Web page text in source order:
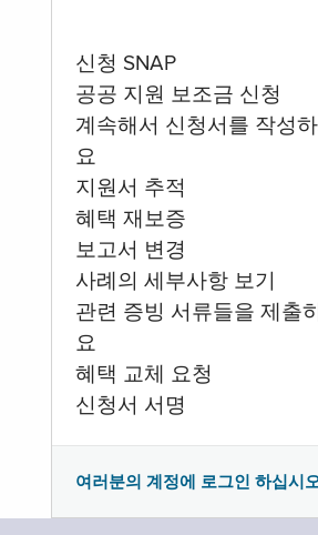
신청 SNAP
공공 지원 보조금 신청
계속해서 신청서를 작성하
요
지원서 추적
혜택 재보증
보고서 변경
사례의 세부사항 보기
관련 증빙 서류들을 제출
요
혜택 교체 요청
신청서 서명
여러분의 계정에 로그인 하십시